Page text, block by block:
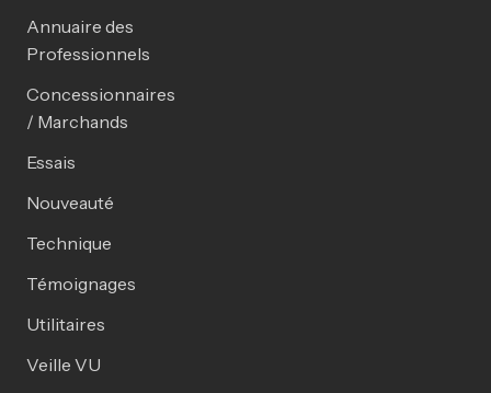
Annuaire des
Professionnels
Concessionnaires
/ Marchands
Essais
Nouveauté
Technique
Témoignages
Utilitaires
Veille VU